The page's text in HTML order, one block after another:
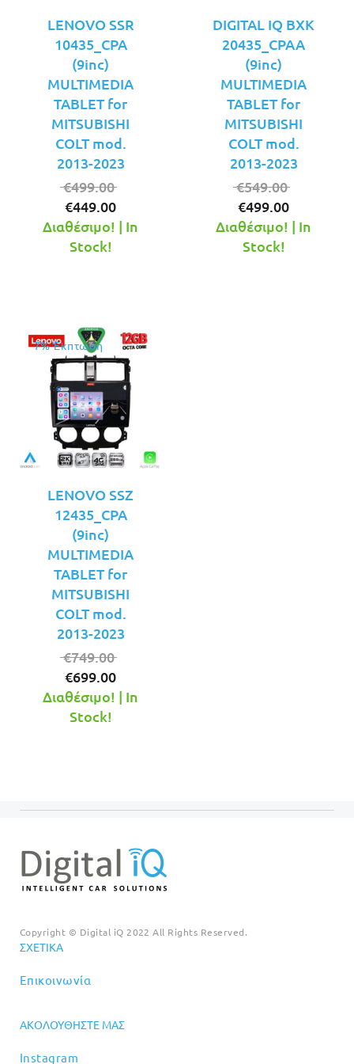
LENOVO SSR
10435_CPA
(9inc)
MULTIMEDIA
TABLET for
MITSUBISHI
COLT mod.
2013-2023
€499.00
was:
€449.00
τρέχουσα
Διαθέσιμο! | In
Stock!
DIGITAL IQ BXK
20435_CPAA
(9inc)
MULTIMEDIA
TABLET for
MITSUBISHI
COLT mod.
2013-2023
€549.00
was:
€499.00
τρέχουσα
Διαθέσιμο! | In
Stock!
7% Έκπτωση
LENOVO SSZ
12435_CPA
(9inc)
MULTIMEDIA
TABLET for
MITSUBISHI
COLT mod.
2013-2023
€749.00
was:
€699.00
τρέχουσα
Διαθέσιμο! | In
Stock!
Copyright © Digital iQ 2022 All Rights Reserved.
ΣΧΕΤΙΚΆ
Επικοινωνία
ΑΚΟΛΟΥΘΉΣΤΕ ΜΑΣ
Instagram